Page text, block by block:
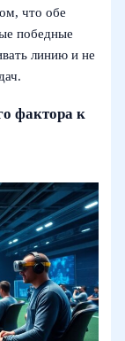
что обе
победные
линию и не
фактора к